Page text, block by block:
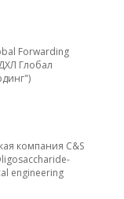
Forwarding
Глобал
компания С&S
engineering